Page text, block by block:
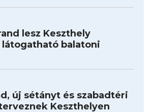
lesz Keszthely
balatoni
új sétányt és szabadtéri
Keszthelyen